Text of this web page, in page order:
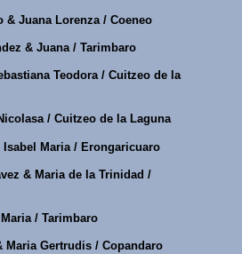
& Juana Lorenza / Coeneo
& Juana / Tarimbaro
Teodora / Cuitzeo de la
/ Cuitzeo de la Laguna
Maria / Erongaricuaro
& Maria de la Trinidad /
/ Tarimbaro
Maria Gertrudis / Copandaro